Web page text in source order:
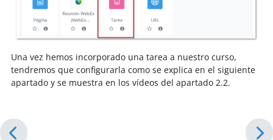
Una vez hemos incorporado una tarea a nuestro curso,
tendremos que configurarla como se explica en el siguiente
apartado y se muestra en los vídeos del apartado 2.2.